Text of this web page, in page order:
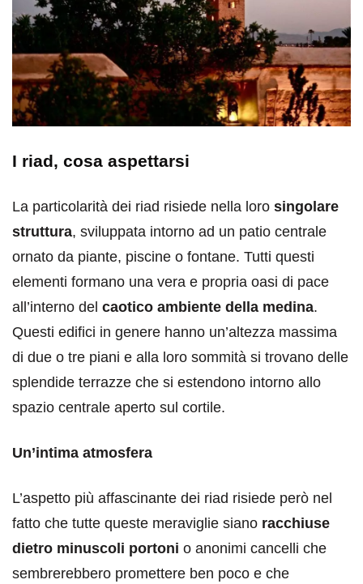
I riad, cosa aspettarsi
La particolarità dei riad risiede nella loro singolare
struttura, sviluppata intorno ad un patio centrale
ornato da piante, piscine o fontane. Tutti questi
elementi formano una vera e propria oasi di pace
all’interno del caotico ambiente della medina.
Questi edifici in genere hanno un’altezza massima
di due o tre piani e alla loro sommità si trovano delle
splendide terrazze che si estendono intorno allo
spazio centrale aperto sul cortile.
Un’intima atmosfera
L’aspetto più affascinante dei riad risiede però nel
fatto che tutte queste meraviglie siano racchiuse
dietro minuscoli portoni o anonimi cancelli che
sembrerebbero promettere ben poco e che